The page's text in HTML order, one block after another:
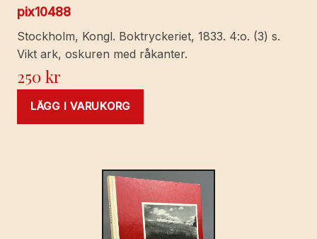
pix10488
Stockholm, Kongl. Boktryckeriet, 1833. 4:o. (3) s.
Vikt ark, oskuren med råkanter.
250kr
LÄGG I VARUKORG